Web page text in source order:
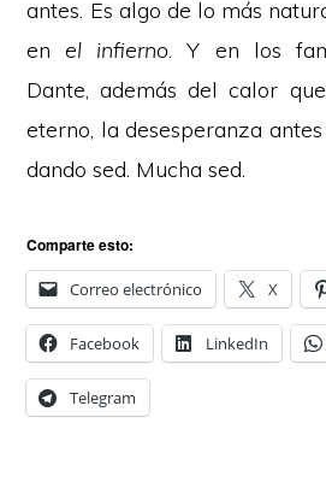
antes. Es algo de lo más
en el infierno. Y en los
Dante, además del calor
eterno, la desesperanza
dando sed. Mucha sed.
Comparte esto:
Correo electrónico X
Facebook LinkedIn
Telegram